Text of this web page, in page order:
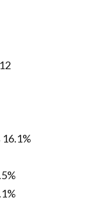
16.1%